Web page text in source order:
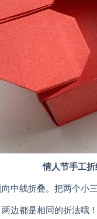
情人节手工
线折叠。把两个小三
都是相同的折法哦！